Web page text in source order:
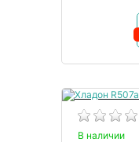
В наличии